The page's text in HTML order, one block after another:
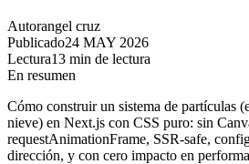
Autorangel cruz
Publicado24 MAY 2026
Lectura13 min de lectura
En resumen
Cómo construir un sistema de partículas
nieve) en Next.js con CSS puro: sin
requestAnimationFrame, SSR-safe,
dirección, y con cero impacto en